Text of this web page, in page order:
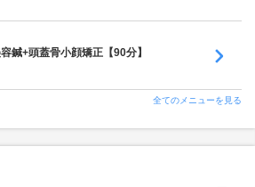
鍼+頭蓋骨小顔矯正【90分】
全てのメニューを見る